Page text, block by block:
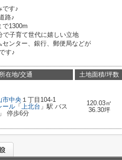
です♪
路♪
で1300m
子育て世代に嬉しい立地
ンター、銀行、郵便局などが
す♪
所在地/交通
市中央 １丁目104-1
ール 「 上北台 」駅 バス
停歩6分
土地面積/坪数
120.03㎡
36.30坪